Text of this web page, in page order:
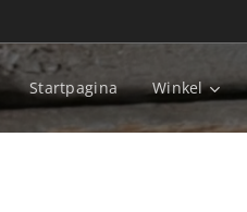
Startpagina Winkel